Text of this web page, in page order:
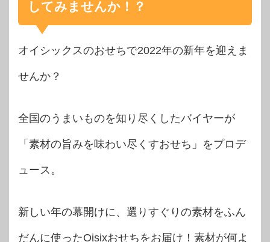
してみませんか！？
オイシックスのおせちで2022年の新年を迎えま
せんか？
全国のうまいものを知り尽くしたバイヤーが
「素材の旨みを味わい尽くすおせち」をプロデ
ュース。
新しい年の幕開けに、選りすぐりの素材をふん
だんに使ったOisixおせちをお届け！素材が何よ